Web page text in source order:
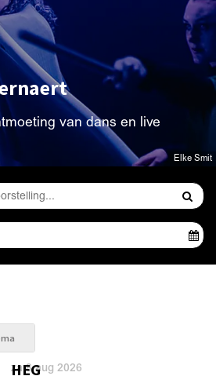
Elke Smit
van dans en live
za 8 aug 2026
HEG